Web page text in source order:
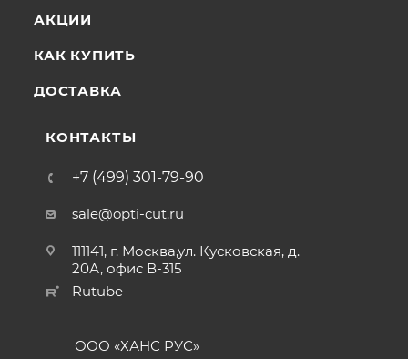
АКЦИИ
КАК КУПИТЬ
ДОСТАВКА
КОНТАКТЫ
+7 (499) 301-79-90
sale@opti-cut.ru
111141, г. Москва,ул. Кусковская, д.
20А, офис В-315
Rutube
ООО «ХАНС РУС»